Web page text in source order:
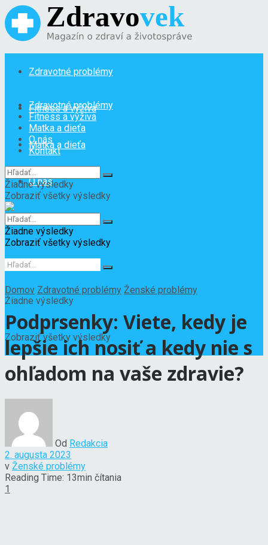
Zdravotné problémy
Fitness a výživa
Matka a dieťa
O nás
Kontakt
Žiadne výsledky
Zobraziť všetky výsledky
Zdravotné problémy
Fitness a výživa
Matka a dieťa
O nás
Kontakt
Žiadne výsledky
Zobraziť všetky výsledky
Žiadne výsledky
Zobraziť všetky výsledky
Domov Zdravotné problémy Ženské problémy
Podprsenky: Viete, kedy je
lepšie ich nosiť a kedy nie s
ohľadom na vaše zdravie?
Od Redakcia
2. augusta 2023
v Ženské problémy
Reading Time: 13min čítania
1